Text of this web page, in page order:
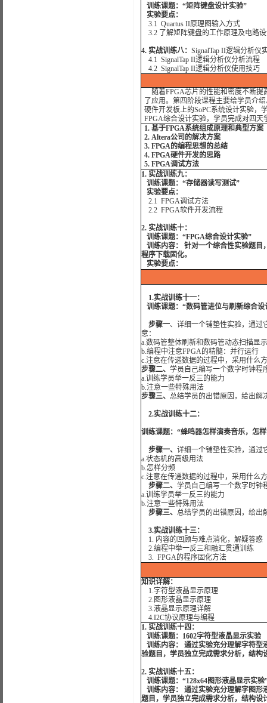
训练课题：“矩阵键盘设计实验”
实验要点：
3.1 Quartus II原理图输入方式
3.2 了解矩阵键盘的工作原理及电路
4. 实战训练八： SignalTap II逻辑分析仪
4.1 SignalTap II逻辑分析仪分析流程
4.2 SignalTap II逻辑分析仪使用技巧
随着FPGA芯片的性能和密度不断提
了应用。第四阶段课程主要给学员介
硬件开发板上的SoPC系统设计实验，
FPGA综合设计实验，学员完成对四天
1. 基于FPGA系统组成原理和典型方案
2. Altera公司的解决方案
3. FPGA的编程思想的总结
4. FPGA硬件开发的思路
5. FPGA调试方法
1. 实战训练九：
训练课题：“存储器读写测试”
实验要点：
2.1 FPGA调试方法
2.2 FPGA软件开发流程
2. 实战训练十：
训练课题：“FPGA综合设计实验”
训练内容： 针对一个综合性实验题目
程序下载固化。
实验要点：
1.实战训练十一：
训练课题：“数码管进位与刷新综合设
步骤一、详细一个铺垫性实验，通过
意：
a.数码管整体刷新和数码管动态扫描显
b.编程中注意FPGA的精髓：并行运行
c.注意在传递数据的过程中，采用什么
步骤二、 学员自己编写一个数字时钟程
a.训练学员举一反三的能力
b.注意一些特殊用法
步骤三、 总结学员的出错原因，给出解
2.实战训练十二：
训练课题：“蜂鸣器怎样演奏音乐，怎
步骤一、 详细一个铺垫性实验，通过
a.状态机的高级用法
b.怎样分频
c.注意在传递数据的过程中，采用什么
步骤二、 学员自己编写一个数字时钟
a.训练学员举一反三的能力
b.注意一些特殊用法
步骤三、 总结学员的出错原因，给出
3.实战训练十三：
1. 内容的回顾与难点消化，解疑答惑
2.编程中举一反三和融汇贯通训练
3. FPGA的程序固化方法
知识详解：
1.字符型液晶显示原理
2.图形液晶显示原理
3.液晶显示原理详解
4.I2C协议原理与编程
1. 实战训练十四：
训练课题：1602字符型液晶显示实验
训练内容： 通过实验充分理解字符型
验题目，学员独立完成需求分析，结构
2. 实战训练十五：
训练课题：“128x64图形液晶显示实验
训练内容： 通过实验充分理解字图形
题目，学员独立完成需求分析，结构设